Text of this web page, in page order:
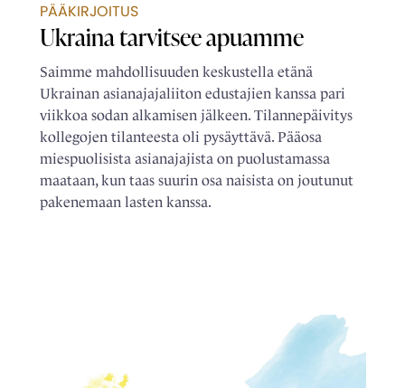
PÄÄKIRJOITUS
Ukraina tarvitsee apuamme
Saimme mahdollisuuden keskustella etänä
Ukrainan asianajajaliiton edustajien kanssa pari
viikkoa sodan alkamisen jälkeen. Tilannepäivitys
kollegojen tilanteesta oli pysäyttävä. Pääosa
miespuolisista asianajajista on puolustamassa
maataan, kun taas suurin osa naisista on joutunut
pakenemaan lasten kanssa.